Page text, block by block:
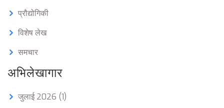
प्रौद्योगिकी
विशेष लेख
समचार
अभिलेखागार
जुलाई 2026 (1)